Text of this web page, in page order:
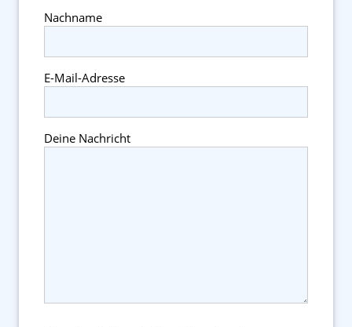
Nachname
E-Mail-Adresse
Deine Nachricht